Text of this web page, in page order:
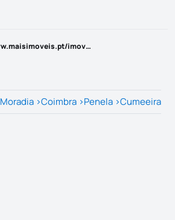
http://www.maisimoveis.pt/imovel-venda-moradia-t2-1-penela-6204151
Moradia >Coimbra >Penela >Cumeeira